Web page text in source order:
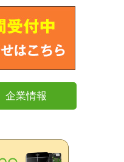
企業情報